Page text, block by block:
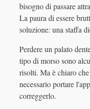
bisogno di passare
La paura di essere
soluzione: una staffa
Perdere un palato
tipo di morso sono
risolti. Ma è chiaro
necessario portare
correggerlo.